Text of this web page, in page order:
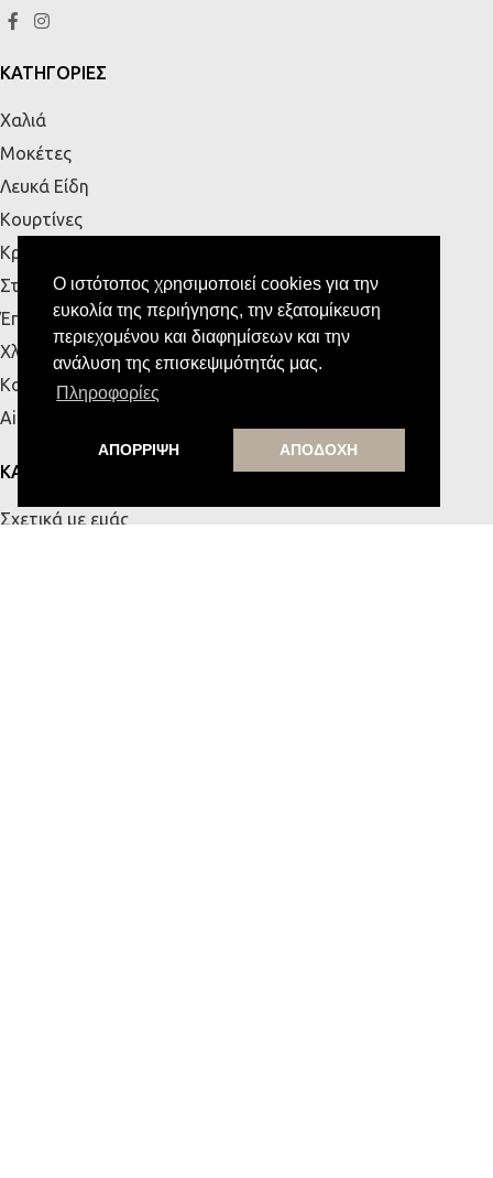
Ο ιστότοπος χρησιμοποιεί cookies για την
ευκολία της περιήγησης, την εξατομίκευση
περιεχομένου και διαφημίσεων και την
ανάλυση της επισκεψιμότητάς μας.
Πληροφορίες
ΑΠΟΡΡΙΨΗ ΑΠΟΔΟΧΗ
ΚΑΤΗΓΟΡΙΕΣ
Χαλιά
Μοκέτες
Λευκά Είδη
Κουρτίνες
Κρεβάτια
Στρώματα
Έπιπλα Εξωτερικού Χώρου
Χλοοτάπητες
Κουζίνα
Airbnb
ΚΑΤΑΣΤΗΜΑΤΑ
Σχετικά με εμάς